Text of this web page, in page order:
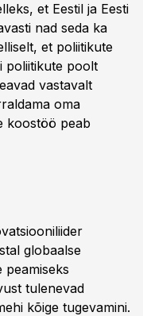
et Eestil ja Eesti
nad seda ka
et poliitikute
poliitikute poolt
vastavalt
oma
koostöö peab
globaalse
peamiseks
tulenevad
kõige tugevamini.